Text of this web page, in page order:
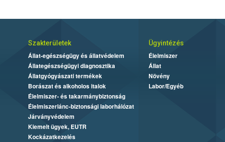
Szakterületek
Állat-egészségügy és állatvédelem
Állategészségügyi diagnosztika
Állatgyógyászati termékek
Borászat és alkoholos italok
Élelmiszer- és takarmánybiztonság
Élelmiszerlánc-biztonsági laborhálózat
Járványvédelem
Kiemelt ügyek, EUTR
Kockázatkezelés
Ügyintézés
Élelmiszer
Állat
Növény
Labor/Egyéb